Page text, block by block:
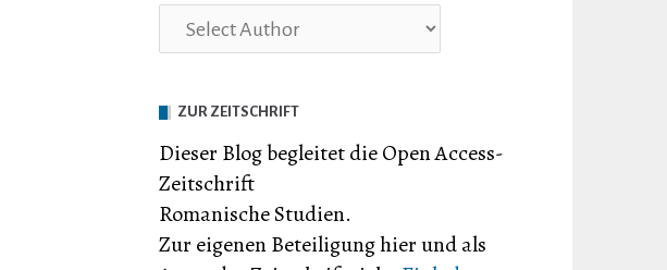
ZUR ZEITSCHRIFT
Dieser Blog begleitet die Open Access-
Zeitschrift
Romanische Studien.
Zur eigenen Beteiligung hier und als